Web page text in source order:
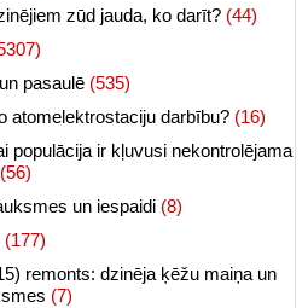
zūd jauda, ko darīt? (44)
pasaulē (535)
atomelektrostaciju darbību? (16)
populācija ir kļuvusi nekontrolējama
(56)
un iespaidi (8)
(177)
remonts: dzinēja ķēžu maiņa un
(7)